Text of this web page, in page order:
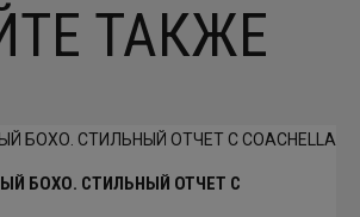
ТАКЖЕ
БОХО. СТИЛЬНЫЙ ОТЧЕТ С